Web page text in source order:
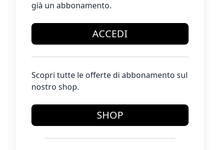
già un abbonamento.
ACCEDI
Scopri tutte le offerte di abbonamento sul
nostro shop.
SHOP